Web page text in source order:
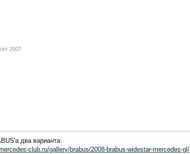
2007
два варианта:
club.ru/gallery/brabus/2008-brabus-widestar-mercedes-gl/